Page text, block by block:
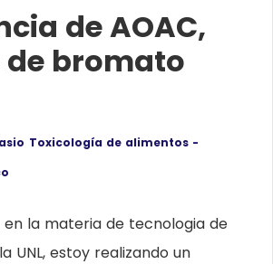
de AOAC,
de bromato
Toxicología de alimentos -
en la materia de tecnologia de
UNL, estoy realizando un